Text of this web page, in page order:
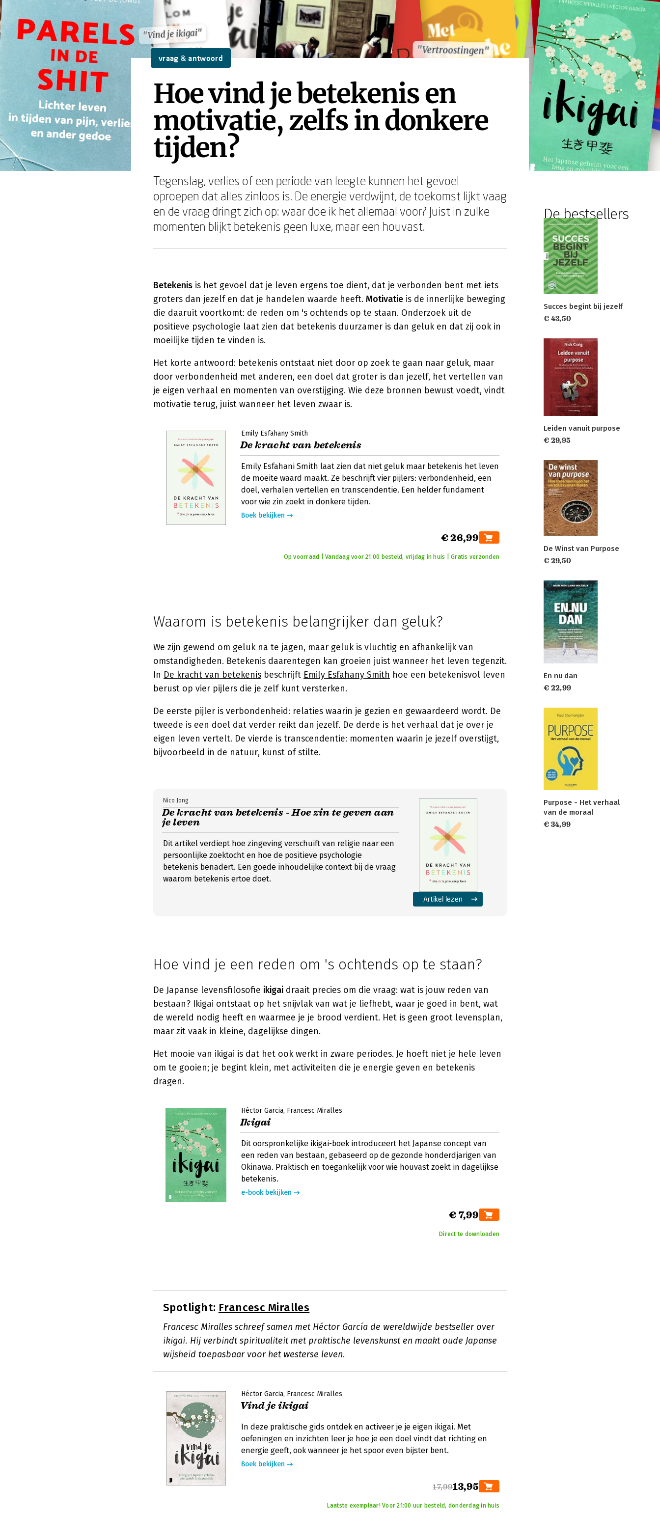
"Vind je ikigai"
"Vertroostingen"
"Vind je ikigai"
"Vertroostingen"
vraag & antwoord
Hoe vind je betekenis en
motivatie, zelfs in donkere
tijden?
Tegenslag, verlies of een periode van leegte kunnen het gevoel
oproepen dat alles zinloos is. De energie verdwijnt, de toekomst lijkt vaag
en de vraag dringt zich op: waar doe ik het allemaal voor? Juist in zulke
momenten blijkt betekenis geen luxe, maar een houvast.
Betekenis is het gevoel dat je leven ergens toe dient, dat je verbonden bent met iets
groters dan jezelf en dat je handelen waarde heeft. Motivatie is de innerlijke beweging
die daaruit voortkomt: de reden om 's ochtends op te staan. Onderzoek uit de
positieve psychologie laat zien dat betekenis duurzamer is dan geluk en dat zij ook in
moeilijke tijden te vinden is.
Het korte antwoord: betekenis ontstaat niet door op zoek te gaan naar geluk, maar
door verbondenheid met anderen, een doel dat groter is dan jezelf, het vertellen van
je eigen verhaal en momenten van overstijging. Wie deze bronnen bewust voedt, vindt
motivatie terug, juist wanneer het leven zwaar is.
Emily Esfahany Smith
De kracht van betekenis
Emily Esfahani Smith laat zien dat niet geluk maar betekenis het leven
de moeite waard maakt. Ze beschrijft vier pijlers: verbondenheid, een
doel, verhalen vertellen en transcendentie. Een helder fundament
voor wie zin zoekt in donkere tijden.
Boek bekijken
€ 26,99
Op voorraad | Vandaag voor 21:00 besteld, vrijdag in huis | Gratis verzonden
Waarom is betekenis belangrijker dan geluk?
We zijn gewend om geluk na te jagen, maar geluk is vluchtig en afhankelijk van
omstandigheden. Betekenis daarentegen kan groeien juist wanneer het leven tegenzit.
In De kracht van betekenis beschrijft Emily Esfahany Smith hoe een betekenisvol leven
berust op vier pijlers die je zelf kunt versterken.
De eerste pijler is verbondenheid: relaties waarin je gezien en gewaardeerd wordt. De
tweede is een doel dat verder reikt dan jezelf. De derde is het verhaal dat je over je
eigen leven vertelt. De vierde is transcendentie: momenten waarin je jezelf overstijgt,
bijvoorbeeld in de natuur, kunst of stilte.
De kracht van betekenis - Hoe zin te geven aan
je leven
Nico Jong
Dit artikel verdiept hoe zingeving verschuift van religie naar een
persoonlijke zoektocht en hoe de positieve psychologie
betekenis benadert. Een goede inhoudelijke context bij de vraag
waarom betekenis ertoe doet.
Artikel lezen
Hoe vind je een reden om 's ochtends op te staan?
De Japanse levensfilosofie ikigai draait precies om die vraag: wat is jouw reden van
bestaan? Ikigai ontstaat op het snijvlak van wat je liefhebt, waar je goed in bent, wat
de wereld nodig heeft en waarmee je je brood verdient. Het is geen groot levensplan,
maar zit vaak in kleine, dagelijkse dingen.
Het mooie van ikigai is dat het ook werkt in zware periodes. Je hoeft niet je hele leven
om te gooien; je begint klein, met activiteiten die je energie geven en betekenis
dragen.
Héctor Garcia Francesc Miralles
Ikigai
Dit oorspronkelijke ikigai-boek introduceert het Japanse concept van
een reden van bestaan, gebaseerd op de gezonde honderdjarigen van
Okinawa. Praktisch en toegankelijk voor wie houvast zoekt in dagelijkse
betekenis.
e-book bekijken
€ 7,99
Direct te downloaden
Spotlight: Francesc Miralles
Francesc Miralles schreef samen met Héctor García de wereldwijde bestseller over
ikigai. Hij verbindt spiritualiteit met praktische levenskunst en maakt oude Japanse
wijsheid toepasbaar voor het westerse leven.
Héctor Garcia Francesc Miralles
Vind je ikigai
In deze praktische gids ontdek en activeer je je eigen ikigai. Met
oefeningen en inzichten leer je hoe je een doel vindt dat richting en
energie geeft, ook wanneer je het spoor even bijster bent.
Boek bekijken
17,9913,95
Laatste exemplaar! Voor 21:00 uur besteld, donderdag in huis
De bestsellers
Succes begint bij jezelf
€ 43,50
Leiden vanuit purpose
€ 29,95
De Winst van Purpose
€ 29,50
En nu dan
€ 22,99
Purpose - Het verhaal
van de moraal
€ 34,99